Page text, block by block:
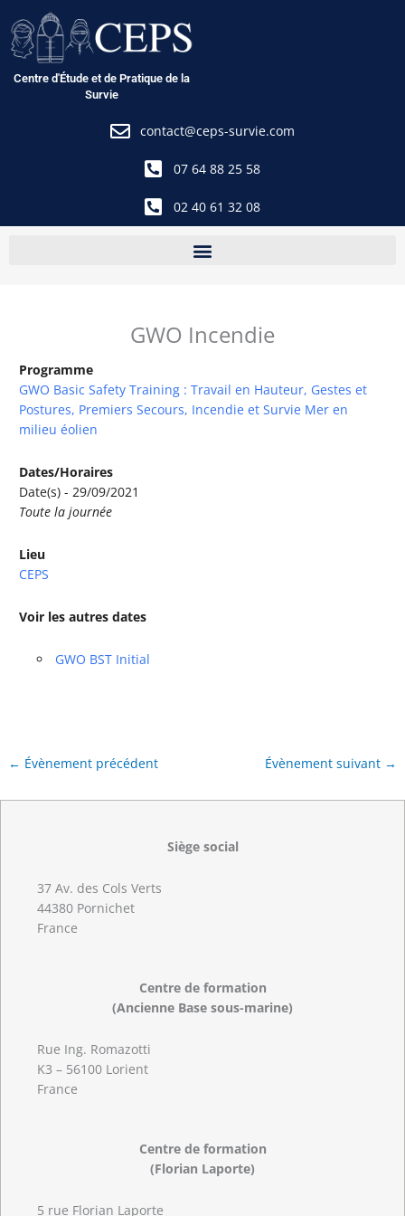
au
contenu
Centre d'Étude et de Pratique de la
Survie
contact@ceps-survie.com
07 64 88 25 58
02 40 61 32 08
GWO Incendie
Programme
GWO Basic Safety Training : Travail en Hauteur, Gestes et
Postures, Premiers Secours, Incendie et Survie Mer en
milieu éolien
Dates/Horaires
Date(s) - 29/09/2021
Toute la journée
Lieu
CEPS
Voir les autres dates
GWO BST Initial
← Évènement précédent Évènement suivant →
Siège social
37 Av. des Cols Verts
44380 Pornichet
France
Centre de formation
(Ancienne Base sous-marine)
Rue Ing. Romazotti
K3 – 56100 Lorient
France
Centre de formation
(Florian Laporte)
5 rue Florian Laporte